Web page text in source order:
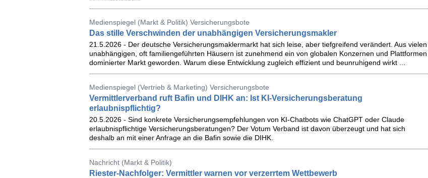
Medienspiegel (Markt & Politik) Versicherungsbote
Das stille Verschwinden der unabhängigen Versicherungsmakler
21.5.2026 - Der deutsche Versicherungsmaklermarkt hat sich leise, aber tiefgreifend verändert. Aus vielen
unabhängigen, oft familiengeführten Häusern ist zunehmend ein von globalen Konzernen und Plattformen
dominierter Markt geworden. Warum diese Entwicklung zugleich effizient und beunruhigend wirkt ...
Medienspiegel (Vertrieb & Marketing) Versicherungsbote
Vermittlerverband ruft Bafin und DIHK an: Ist KI-Versicherungsberatung
erlaubnispflichtig?
20.5.2026 - Sind konkrete Versicherungsempfehlungen von KI-Chatbots wie ChatGPT oder Claude
erlaubnispflichtige Versicherungsberatungen? Der Votum Verband ist davon überzeugt und hat sich
deshalb an mit einer Anfrage an die Bafin sowie die DIHK.
Nachricht (Markt & Politik)
Riester-Nachfolger: Vermittler warnen vor verzerrtem Wettbewerb